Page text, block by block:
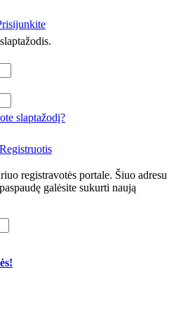
slaptažodį?
Registruotis
registravotės portale. Šiuo adresu
galėsite sukurti naują